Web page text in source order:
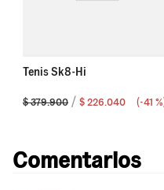
Tenis Sk8-Hi
$ 379.900 $ 226.040 (-41 %
Comentarios